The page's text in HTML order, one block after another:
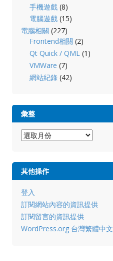
手機遊戲 (8)
電腦遊戲 (15)
電腦相關 (227)
Frontend相關 (2)
Qt Quick / QML (1)
VMWare (7)
網站紀錄 (42)
彙整
其他操作
登入
訂閱網站內容的資訊提供
訂閱留言的資訊提供
WordPress.org 台灣繁體中文